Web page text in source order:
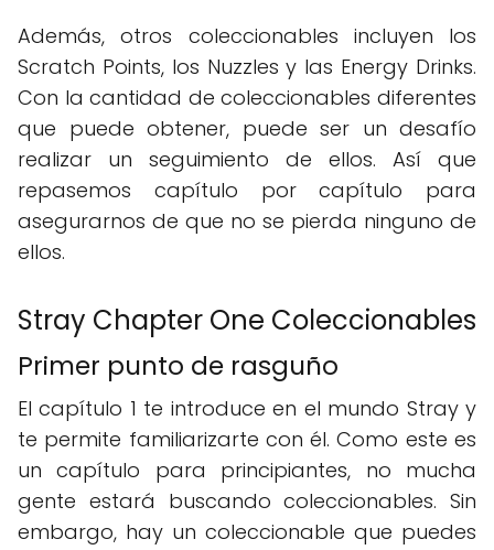
Además, otros coleccionables incluyen los
Scratch Points, los Nuzzles y las Energy Drinks.
Con la cantidad de coleccionables diferentes
que puede obtener, puede ser un desafío
realizar un seguimiento de ellos. Así que
repasemos capítulo por capítulo para
asegurarnos de que no se pierda ninguno de
ellos.
Stray Chapter One Coleccionables
Primer punto de rasguño
El capítulo 1 te introduce en el mundo Stray y
te permite familiarizarte con él. Como este es
un capítulo para principiantes, no mucha
gente estará buscando coleccionables. Sin
embargo, hay un coleccionable que puedes